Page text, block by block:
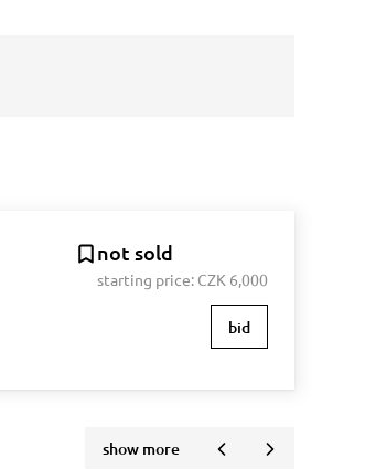
not sold
starting price: CZK 6,000
bid
show more